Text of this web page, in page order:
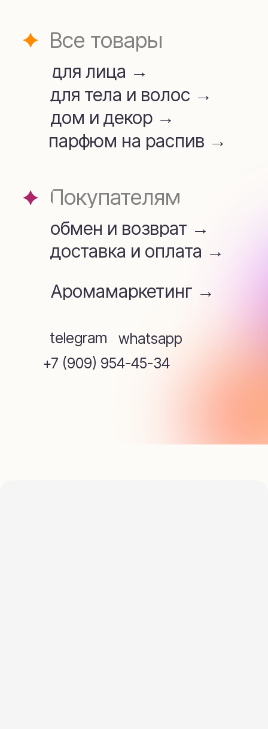
для тела и волос →
дом и декор →
парфюм на распив →
обмен и возврат →
Покупателям
telegram
whatsapp
+7 (909) 954-45-34
Аромамаркетинг →